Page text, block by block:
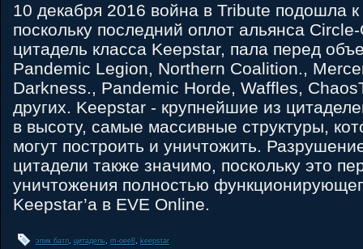
10 декабря 2016 война в Tribute подошла
поскольку последний оплот альянса
цитадель класса Keepstar, пала перед
Pandemic Legion, Northern Coalition.,
Darkness., Pandemic Horde, Waffles,
других. Keepstar - крупнейшие из
в высоту, самые массивные структуры,
могут построить и уничтожить.
цитадели также значимо, поскольку это
уничтожения полностью
Keepstar’а в EVE Online.
эпик батл, цитадель m-oee8, keepstar